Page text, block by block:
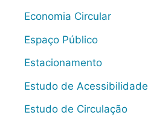
Economia Circular
Espaço Público
Estacionamento
Estudo de Acessibilidade
Estudo de Circulação